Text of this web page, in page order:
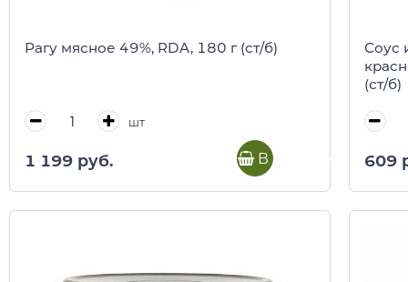
Рагу мясное 49%, RDA, 180 г (ст/б)
шт
1 199 руб. В корзину
Соус
(ст/б)
609